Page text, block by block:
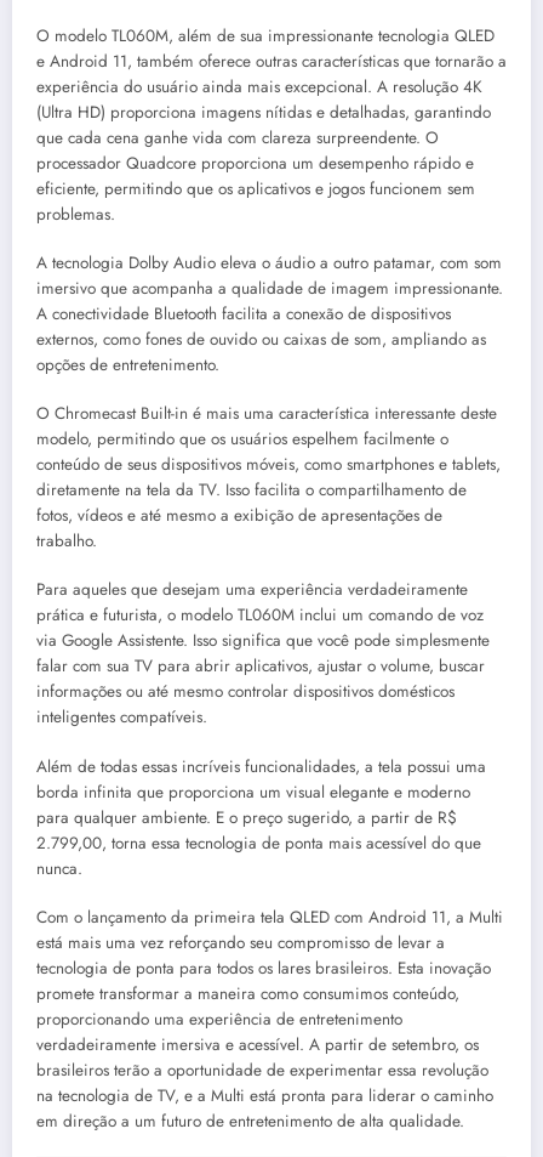
O modelo TL060M, além de sua impressionante tecnologia QLED
e Android 11, também oferece outras características que tornarão a
experiência do usuário ainda mais excepcional. A resolução 4K
(Ultra HD) proporciona imagens nítidas e detalhadas, garantindo
que cada cena ganhe vida com clareza surpreendente. O
processador Quadcore proporciona um desempenho rápido e
eficiente, permitindo que os aplicativos e jogos funcionem sem
problemas.
A tecnologia Dolby Audio eleva o áudio a outro patamar, com som
imersivo que acompanha a qualidade de imagem impressionante.
A conectividade Bluetooth facilita a conexão de dispositivos
externos, como fones de ouvido ou caixas de som, ampliando as
opções de entretenimento.
O Chromecast Built-in é mais uma característica interessante deste
modelo, permitindo que os usuários espelhem facilmente o
conteúdo de seus dispositivos móveis, como smartphones e tablets,
diretamente na tela da TV. Isso facilita o compartilhamento de
fotos, vídeos e até mesmo a exibição de apresentações de
trabalho.
Para aqueles que desejam uma experiência verdadeiramente
prática e futurista, o modelo TL060M inclui um comando de voz
via Google Assistente. Isso significa que você pode simplesmente
falar com sua TV para abrir aplicativos, ajustar o volume, buscar
informações ou até mesmo controlar dispositivos domésticos
inteligentes compatíveis.
Além de todas essas incríveis funcionalidades, a tela possui uma
borda infinita que proporciona um visual elegante e moderno
para qualquer ambiente. E o preço sugerido, a partir de R$
2.799,00, torna essa tecnologia de ponta mais acessível do que
nunca.
Com o lançamento da primeira tela QLED com Android 11, a Multi
está mais uma vez reforçando seu compromisso de levar a
tecnologia de ponta para todos os lares brasileiros. Esta inovação
promete transformar a maneira como consumimos conteúdo,
proporcionando uma experiência de entretenimento
verdadeiramente imersiva e acessível. A partir de setembro, os
brasileiros terão a oportunidade de experimentar essa revolução
na tecnologia de TV, e a Multi está pronta para liderar o caminho
em direção a um futuro de entretenimento de alta qualidade.